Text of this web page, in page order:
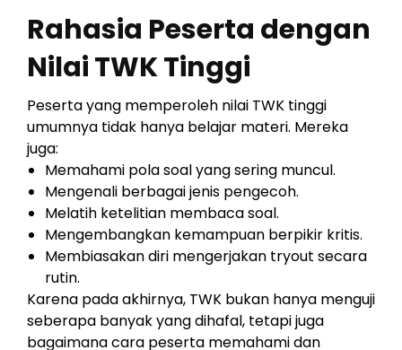
Rahasia Peserta dengan
Nilai TWK Tinggi
Peserta yang memperoleh nilai TWK tinggi
umumnya tidak hanya belajar materi. Mereka
juga:
Memahami pola soal yang sering muncul.
Mengenali berbagai jenis pengecoh.
Melatih ketelitian membaca soal.
Mengembangkan kemampuan berpikir kritis.
Membiasakan diri mengerjakan tryout secara
rutin.
Karena pada akhirnya, TWK bukan hanya menguji
seberapa banyak yang dihafal, tetapi juga
bagaimana cara peserta memahami dan